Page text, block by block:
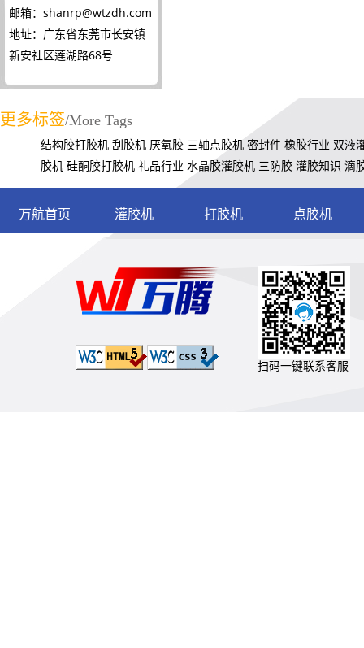
邮箱： shanrp@wtzdh.com
地址：广东省东莞市长安镇
新安社区莲湖路68号
更多标签/More Tags
结构胶打胶机 刮胶机 厌氧胶 三轴点胶机 密封件 橡胶行业 双液
胶机 硅酮胶打胶机 礼品行业 水晶胶灌胶机 三防胶 灌胶知识 滴
万航首页 灌胶机 打胶机 点胶机
扫码一键联系客服